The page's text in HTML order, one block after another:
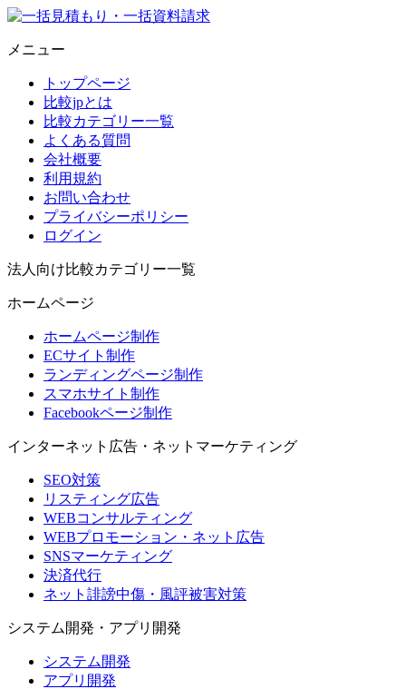
メニュー
トップページ
比較jpとは
比較カテゴリー一覧
よくある質問
会社概要
利用規約
お問い合わせ
プライバシーポリシー
ログイン
法人向け比較カテゴリー一覧
ホームページ
ホームページ制作
ECサイト制作
ランディングページ制作
スマホサイト制作
Facebookページ制作
インターネット広告・ネットマーケティング
SEO対策
リスティング広告
WEBコンサルティング
WEBプロモーション・ネット広告
SNSマーケティング
決済代行
ネット誹謗中傷・風評被害対策
システム開発・アプリ開発
システム開発
アプリ開発